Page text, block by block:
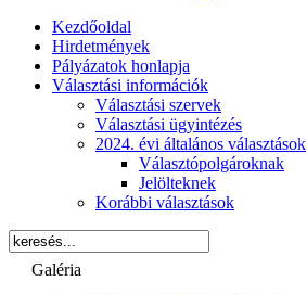
Kezdőoldal
Hirdetmények
Pályázatok honlapja
Választási információk
Választási szervek
Választási ügyintézés
2024. évi általános választások
Választópolgároknak
Jelölteknek
Korábbi választások
Galéria